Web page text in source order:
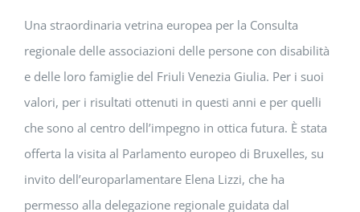
Una straordinaria vetrina europea per la Consulta
regionale delle associazioni delle persone con disabilità
e delle loro famiglie del Friuli Venezia Giulia. Per i suoi
valori, per i risultati ottenuti in questi anni e per quelli
che sono al centro dell’impegno in ottica futura. È stata
offerta la visita al Parlamento europeo di Bruxelles, su
invito dell’europarlamentare Elena Lizzi, che ha
permesso alla delegazione regionale guidata dal